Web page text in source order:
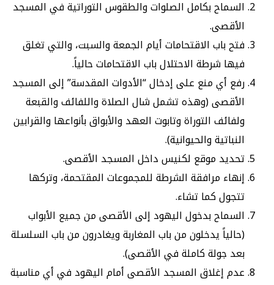
السماح بكامل الصلوات والطقوس التوراتية في المسجد
الأقصى.
فتح باب الاقتحامات أيام الجمعة والسبت، والتي تغلق
فيها شرطة الاحتلال باب الاقتحامات حالياً.
رفع أي منع على إدخال “الأدوات المقدسة” إلى المسجد
الأقصى (وهذه تشمل شال الصلاة واللفائف والقبعة
ولفائف التوراة وتابوت العهد والأبواق بأنواعها والقرابين
النباتية والحيوانية).
تحديد موقع لكنيس داخل المسجد الأقصى.
إنهاء مرافقة الشرطة للمجموعات المقتحمة، وتركها
تتجول كما تشاء.
السماح بدخول اليهود إلى الأقصى من جميع الأبواب
(حالياً يدخلون من باب المغاربة ويغادرون من باب السلسلة
بعد جولة كاملة في الأقصى).
عدم إغلاق المسجد الأقصى أمام اليهود في أي مناسبة